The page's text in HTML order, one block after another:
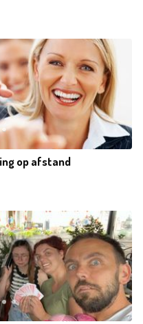
op afstand